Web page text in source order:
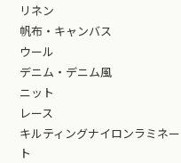
リネン
帆布・キャンバス
ウール
デニム・デニム風
ニット
レース
キルティングナイロンラミネー
ト